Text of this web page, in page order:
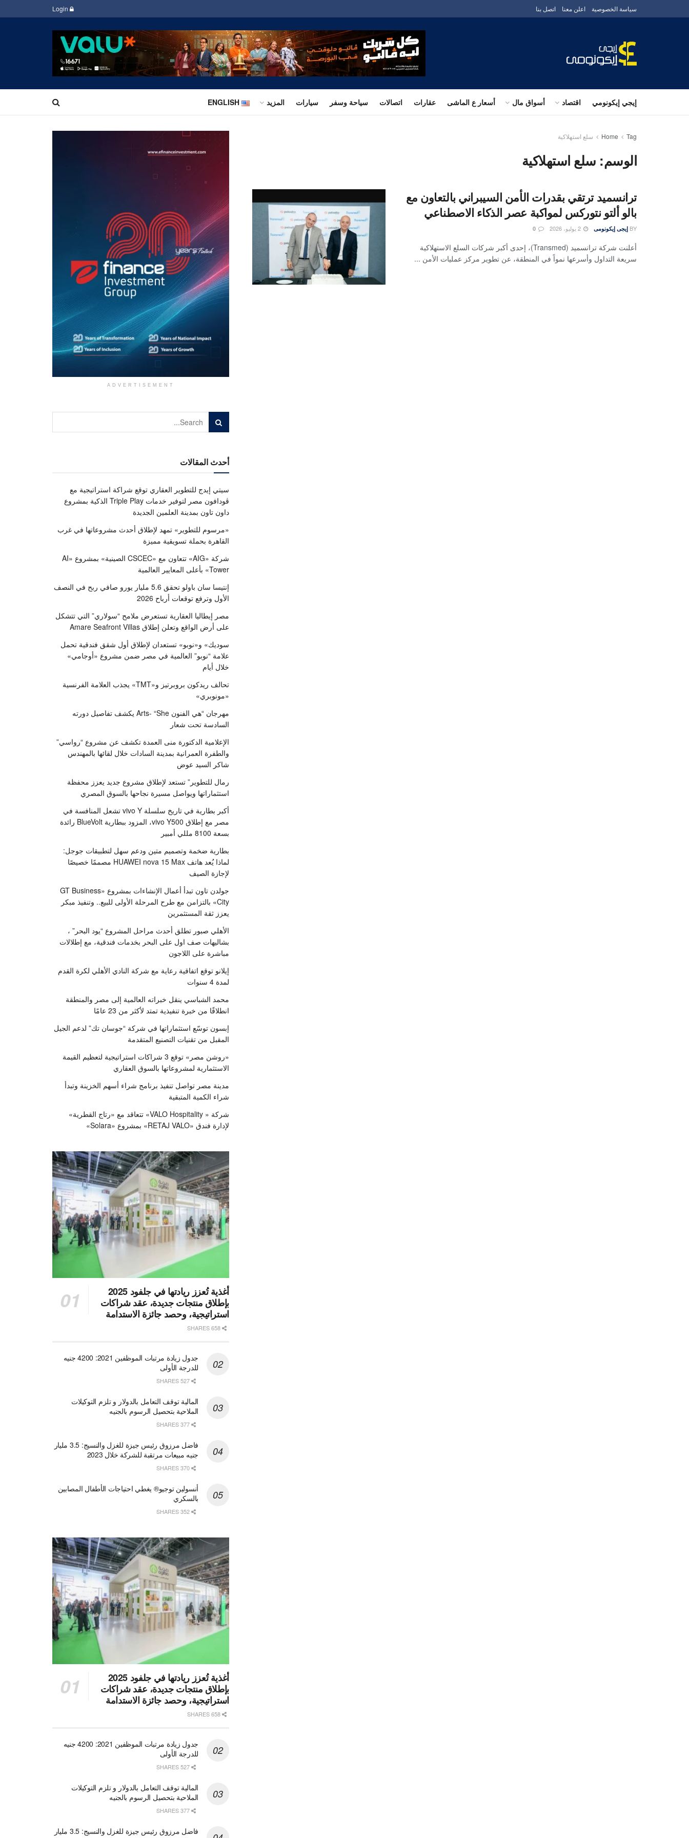
سياسة الخصوصية اعلن معنا اتصل بنا
إيجي إيكونومي اقتصاد أسواق مال أسعار ع الماشى عقارات اتصالات سياحة وسفر سيارات المزيد ENGLISH
Home Tag سلع استهلاكية
الوسم: سلع استهلاكية
ترانسميد ترتقي بقدرات الأمن السيبراني بالتعاون مع
بالو ألتو نتوركس لمواكبة عصر الذكاء الاصطناعي
BY إيجى إيكونومى
أعلنت شركة ترانسميد (Transmed)، إحدى أكبر شركات السلع الاستهلاكية
سريعة التداول وأسرعها نمواً في المنطقة، عن تطوير مركز عمليات الأمن ...
ADVERTISEMENT
أحدث المقالات
سيتي إيدج للتطوير العقاري توقع شراكة استراتيجية مع
ڤودافون مصر لتوفير خدمات Triple Play الذكية بمشروع
داون تاون بمدينة العلمين الجديدة
«مرسوم للتطوير» تمهد لإطلاق أحدث مشروعاتها في غرب
القاهرة بحملة تسويقية مميزة
شركة «AIG» تتعاون مع «CSCEC الصينية» بمشروع «AI
Tower» بأعلى المعايير العالمية
إنتيسا سان باولو تحقق 5.6 مليار يورو صافي ربح في النصف
الأول وترفع توقعات أرباح 2026
مصر إيطاليا العقارية تستعرض ملامح “سولاري” التي تتشكل
على أرض الواقع وتعلن إطلاق Amare Seafront Villas
سوديك» و«نوبو» تستعدان لإطلاق أول شقق فندقية تحمل
علامة “نوبو” العالمية في مصر ضمن مشروع «أوجامي»
خلال أيام
تحالف ريدكون بروبرتيز و«TMT» يجذب العلامة الفرنسية
«مونوبري»
مهرجان “هي الفنون Arts- “She يكشف تفاصيل دورته
السادسة تحت شعار
الإعلامية الدكتورة منى العمدة تكشف عن مشروع “رواسي”
والطفرة العمرانية بمدينة السادات خلال لقائها بالمهندس
شاكر السيد عوض
رمال للتطوير” تستعد لإطلاق مشروع جديد يعزز محفظة
استثماراتها ويواصل مسيرة نجاحها بالسوق المصري
أكبر بطارية في تاريخ سلسلة vivo Y تشعل المنافسة في
مصر مع إطلاق vivo Y500، المزود ببطارية BlueVolt رائدة
بسعة 8100 مللي أمبير
بطارية ضخمة وتصميم متين ودعم سهل لتطبيقات جوجل:
لماذا يُعد هاتف HUAWEI nova 15 Max مصممًا خصيصًا
لإجازة الصيف
جولدن تاون تبدأ أعمال الإنشاءات بمشروع «GT Business
City» بالتزامن مع طرح المرحلة الأولى للبيع.. وتنفيذ مبكر
يعزز ثقة المستثمرين
الأهلي صبور تطلق أحدث مراحل المشروع “يود البحر” ،
بشاليهات صف اول على البحر بخدمات فندقية، مع إطلالات
مباشرة على اللاجون
إيلانو توقع اتفاقية رعاية مع شركة النادي الأهلي لكرة القدم
لمدة 4 سنوات
محمد الشباسي ينقل خبراته العالمية إلى مصر والمنطقة
انطلاقًا من خبرة تنفيذية تمتد لأكثر من 23 عامًا
إبسون توسّع استثماراتها في شركة “جوسان تك” لدعم الجيل
المقبل من تقنيات التصنيع المتقدمة
«روشن مصر» توقع 3 شراكات استراتيجية لتعظيم القيمة
الاستثمارية لمشروعاتها بالسوق العقاري
مدينة مصر تواصل تنفيذ برنامج شراء أسهم الخزينة وتبدأ
شراء الكمية المتبقية
شركة « VALO Hospitality» تتعاقد مع «رتاج القطرية»
لإدارة فندق «RETAJ VALO» بمشروع «Solara»
أغذية تُعزز ريادتها في جلفود 2025
بإطلاق منتجات جديدة، عقد شراكات
استراتيجية، وحصد جائزة الاستدامة
جدول زيادة مرتبات الموظفين 2021: 4200 جنيه
للدرجة الأولى
المالية توقف التعامل بالدولار و تلزم التوكيلات
الملاحية بتحصيل الرسوم بالجنيه
فاضل مرزوق رئيس جيزة للغزل والنسيج: 3.5 مليار
جنيه مبيعات مرتقبة للشركة خلال 2023
أنسولين توجيو® يغطي احتياجات الأطفال المصابين
بالسكري
أغذية تُعزز ريادتها في جلفود 2025
بإطلاق منتجات جديدة، عقد شراكات
استراتيجية، وحصد جائزة الاستدامة
جدول زيادة مرتبات الموظفين 2021: 4200 جنيه
للدرجة الأولى
المالية توقف التعامل بالدولار و تلزم التوكيلات
الملاحية بتحصيل الرسوم بالجنيه
فاضل مرزوق رئيس جيزة للغزل والنسيج: 3.5 مليار